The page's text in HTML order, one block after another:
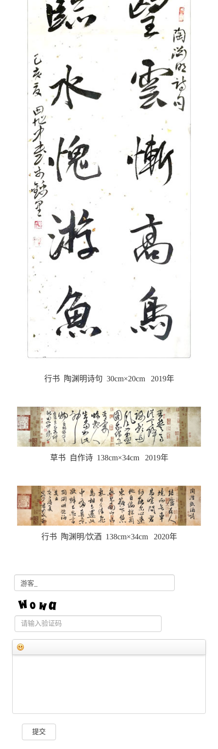
行书 陶渊明诗句 30cm×20cm 2019年
草书 自作诗 138cm×34cm 2019年
行书 陶渊明/饮酒 138cm×34cm 2020年
提交